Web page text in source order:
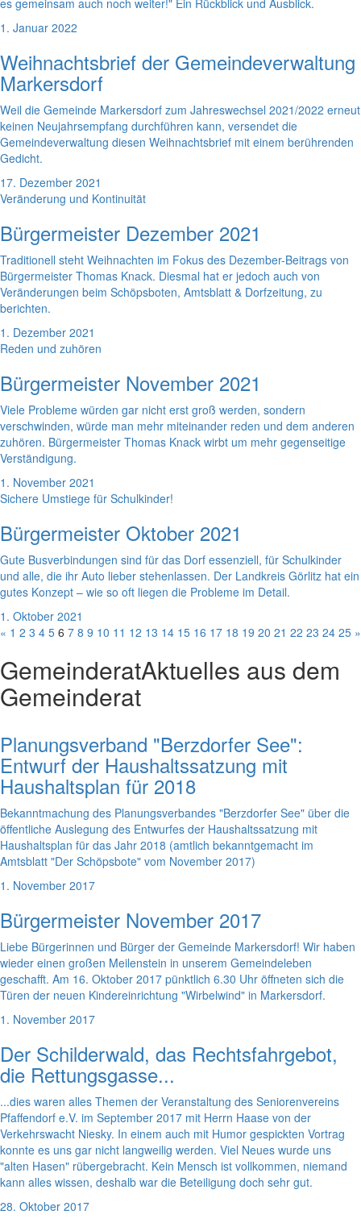
es gemeinsam auch noch weiter!" Ein Rückblick und Ausblick.
1. Januar 2022
Weihnachtsbrief der Gemeindeverwaltung
Markersdorf
Weil die Gemeinde Markersdorf zum Jahreswechsel 2021/2022 erneut
keinen Neujahrsempfang durchführen kann, versendet die
Gemeindeverwaltung diesen Weihnachtsbrief mit einem berührenden
Gedicht.
17. Dezember 2021
Veränderung und Kontinuität
Bürgermeister Dezember 2021
Traditionell steht Weihnachten im Fokus des Dezember-Beitrags von
Bürgermeister Thomas Knack. Diesmal hat er jedoch auch von
Veränderungen beim Schöpsboten, Amtsblatt & Dorfzeitung, zu
berichten.
1. Dezember 2021
Reden und zuhören
Bürgermeister November 2021
Viele Probleme würden gar nicht erst groß werden, sondern
verschwinden, würde man mehr miteinander reden und dem anderen
zuhören. Bürgermeister Thomas Knack wirbt um mehr gegenseitige
Verständigung.
1. November 2021
Sichere Umstiege für Schulkinder!
Bürgermeister Oktober 2021
Gute Busverbindungen sind für das Dorf essenziell, für Schulkinder
und alle, die ihr Auto lieber stehenlassen. Der Landkreis Görlitz hat ein
gutes Konzept – wie so oft liegen die Probleme im Detail.
1. Oktober 2021
« 1 2 3 4 5 6 7 8 9 10 11 12 13 14 15 16 17 18 19 20 21 22 23 24 25 »
GemeinderatAktuelles aus dem
Gemeinderat
Planungsverband "Berzdorfer See":
Entwurf der Haushaltssatzung mit
Haushaltsplan für 2018
Bekanntmachung des Planungsverbandes "Berzdorfer See" über die
öffentliche Auslegung des Entwurfes der Haushaltssatzung mit
Haushaltsplan für das Jahr 2018 (amtlich bekanntgemacht im
Amtsblatt "Der Schöpsbote" vom November 2017)
1. November 2017
Bürgermeister November 2017
Liebe Bürgerinnen und Bürger der Gemeinde Markersdorf! Wir haben
wieder einen großen Meilenstein in unserem Gemeindeleben
geschafft. Am 16. Oktober 2017 pünktlich 6.30 Uhr öffneten sich die
Türen der neuen Kindereinrichtung "Wirbelwind" in Markersdorf.
1. November 2017
Der Schilderwald, das Rechtsfahrgebot,
die Rettungsgasse...
...dies waren alles Themen der Veranstaltung des Seniorenvereins
Pfaffendorf e.V. im September 2017 mit Herrn Haase von der
Verkehrswacht Niesky. In einem auch mit Humor gespickten Vortrag
konnte es uns gar nicht langweilig werden. Viel Neues wurde uns
"alten Hasen" rübergebracht. Kein Mensch ist vollkommen, niemand
kann alles wissen, deshalb war die Beteiligung doch sehr gut.
28. Oktober 2017